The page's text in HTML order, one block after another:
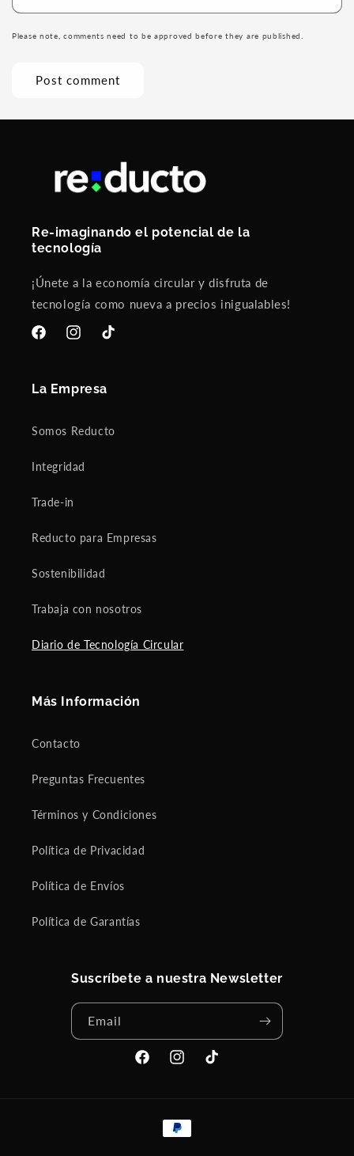
Please note, comments need to be approved before they are published.
Re-imaginando el potencial de la
tecnología
¡Únete a la economía circular y disfruta de
tecnología como nueva a precios inigualables!
FacebookInstagramTikTok
La Empresa
Somos Reducto
Integridad
Trade-in
Reducto para Empresas
Sostenibilidad
Trabaja con nosotros
Diario de Tecnología Circular
Más Información
Contacto
Preguntas Frecuentes
Términos y Condiciones
Política de Privacidad
Política de Envíos
Política de Garantías
Suscríbete a nuestra Newsletter
Email
FacebookInstagramTikTok
Payment
methods